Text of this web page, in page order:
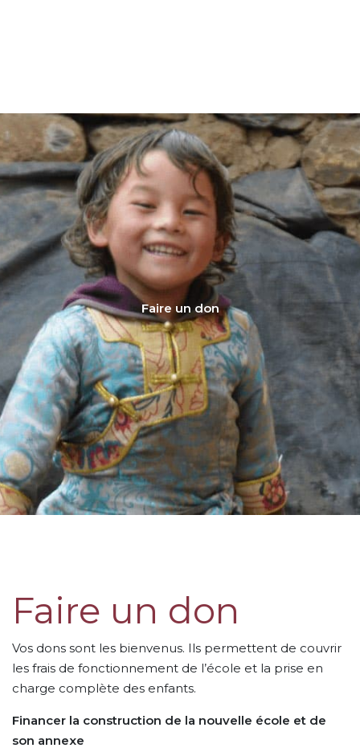
Faire un don
Faire un don
Vos dons sont les bienvenus. Ils permettent de couvrir
les frais de fonctionnement de l’école et la prise en
charge complète des enfants.
Financer la construction de la nouvelle école et de
son annexe